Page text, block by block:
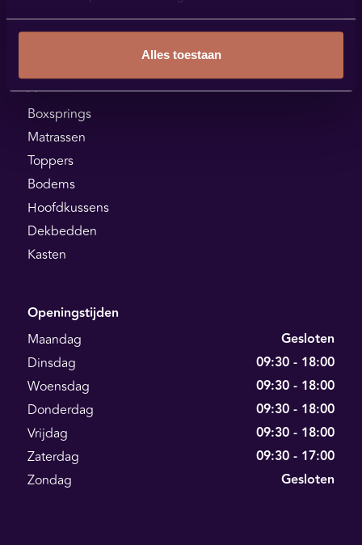
Alles toestaan
Plan je route
Assortiment
Boxsprings
Matrassen
Toppers
Bodems
Hoofdkussens
Dekbedden
Kasten
Openingstijden
Maandag Gesloten
Dinsdag 09:30 - 18:00
Woensdag 09:30 - 18:00
Donderdag 09:30 - 18:00
Vrijdag 09:30 - 18:00
Zaterdag 09:30 - 17:00
Zondag Gesloten